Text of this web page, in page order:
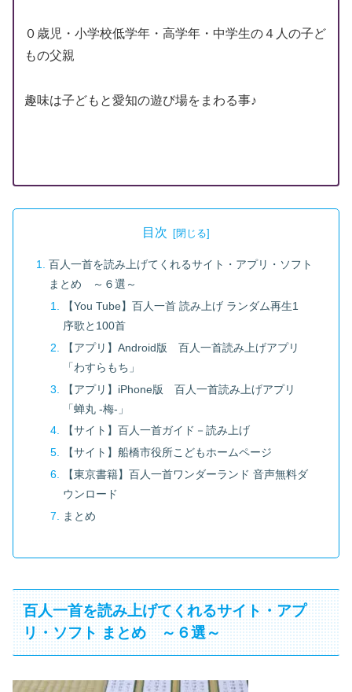
０歳児・小学校低学年・高学年・中学生の４人の子ど
もの父親
趣味は子どもと愛知の遊び場をまわる事♪
目次
百人一首を読み上げてくれるサイト・アプリ・ソフト
まとめ ～６選～
【You Tube】百人一首 読み上げ ランダム再生1
序歌と100首
【アプリ】Android版 百人一首読み上げアプリ
「わすらもち」
【アプリ】iPhone版 百人一首読み上げアプリ
「蝉丸 -梅-」
【サイト】百人一首ガイド－読み上げ
【サイト】船橋市役所こどもホームページ
【東京書籍】百人一首ワンダーランド 音声無料ダ
ウンロード
まとめ
百人一首を読み上げてくれるサイト・アプ
リ・ソフト まとめ ～６選～